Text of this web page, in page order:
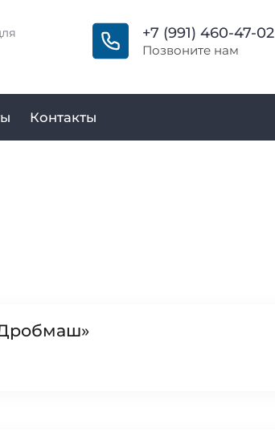
+7 (991) 460-47-02
Позвоните нам
Контакты